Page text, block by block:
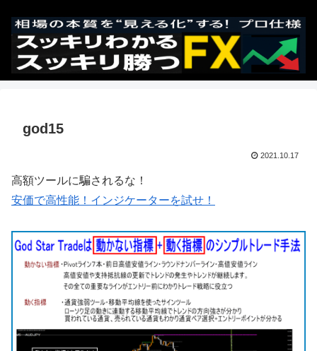
god15
2021.10.17
高額ツールに騙されるな！
安価で高性能！インジケーターを試せ！